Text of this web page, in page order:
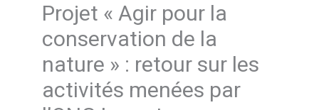
Projet « Agir pour la
conservation de la
nature » : retour sur les
activités menées par